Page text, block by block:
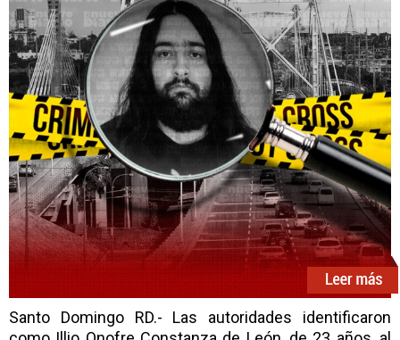
Santo Domingo RD.- Las autoridades identificaron